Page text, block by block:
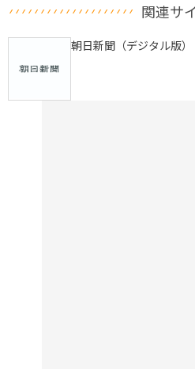
関連サ
朝日新聞（デジタル版）